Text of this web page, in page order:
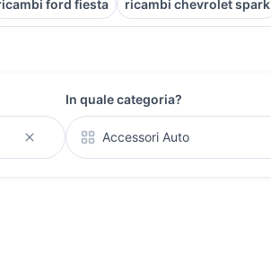
ford fiesta ricambi chevrolet spark
In quale categoria?
Accessori Auto